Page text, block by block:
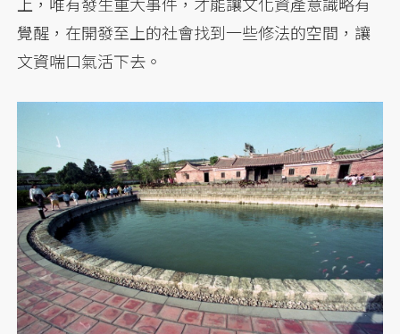
覺醒，在開發至上的社會找到一些修法的空間，讓
文資喘口氣活下去。